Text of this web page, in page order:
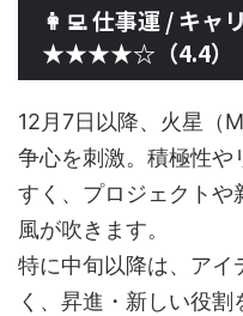
👩‍💻 仕事運 / キャ
★★★★☆（4.4）
12月7日以降、火星（
争心を刺激。積極性や
すく、プロジェクトや
風が吹きます。
特に中旬以降は、アイ
く、昇進・新しい役割